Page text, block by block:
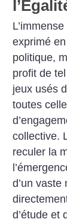
exprimé
politique,
profit de
jeux usés
toutes
collective.
reculer la
d’un vaste
d’étude et